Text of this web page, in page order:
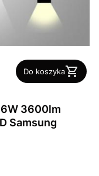
Do koszyka
3600lm
Samsung